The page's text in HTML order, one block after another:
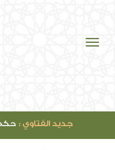
جديد الفتاوي : حكم